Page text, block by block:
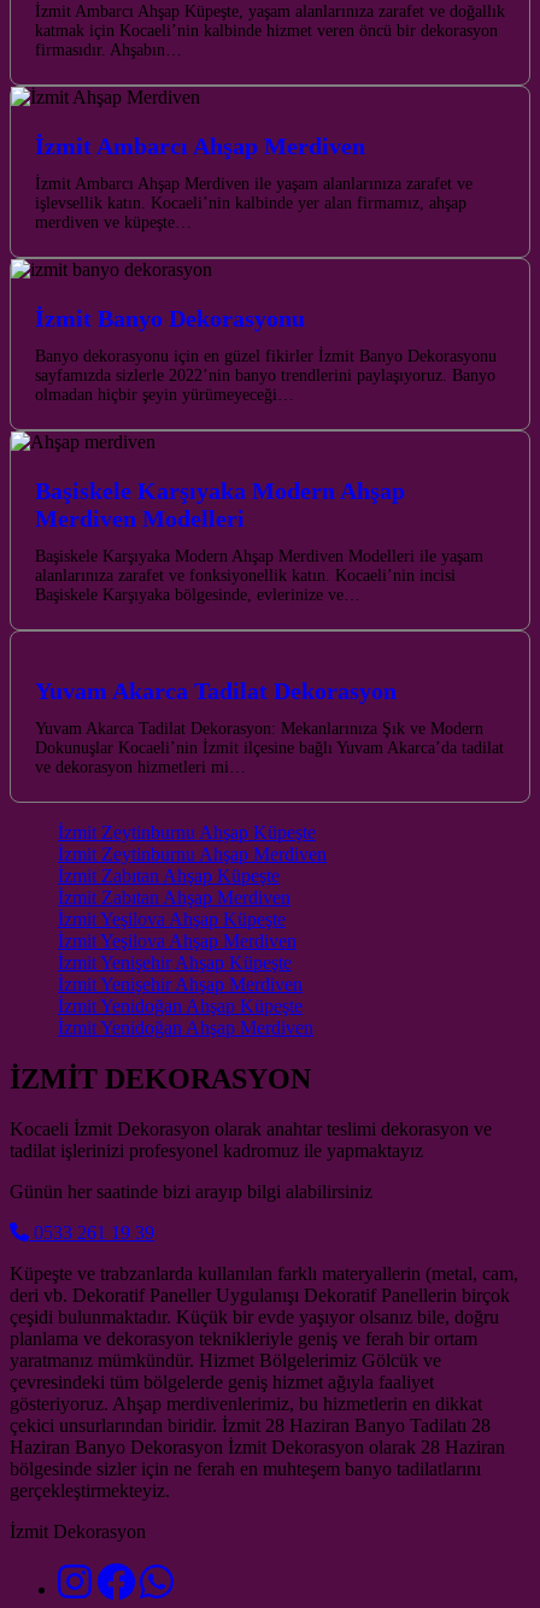
İzmit Ambarcı Ahşap Küpeşte, yaşam alanlarınıza zarafet ve doğallık
katmak için Kocaeli’nin kalbinde hizmet veren öncü bir dekorasyon
firmasıdır. Ahşabın…
İzmit Ambarcı Ahşap Merdiven
İzmit Ambarcı Ahşap Merdiven ile yaşam alanlarınıza zarafet ve
işlevsellik katın. Kocaeli’nin kalbinde yer alan firmamız, ahşap
merdiven ve küpeşte…
İzmit Banyo Dekorasyonu
Banyo dekorasyonu için en güzel fikirler İzmit Banyo Dekorasyonu
sayfamızda sizlerle 2022’nin banyo trendlerini paylaşıyoruz. Banyo
olmadan hiçbir şeyin yürümeyeceği…
Başiskele Karşıyaka Modern Ahşap
Merdiven Modelleri
Başiskele Karşıyaka Modern Ahşap Merdiven Modelleri ile yaşam
alanlarınıza zarafet ve fonksiyonellik katın. Kocaeli’nin incisi
Başiskele Karşıyaka bölgesinde, evlerinize ve…
Yuvam Akarca Tadilat Dekorasyon
Yuvam Akarca Tadilat Dekorasyon: Mekanlarınıza Şık ve Modern
Dokunuşlar Kocaeli’nin İzmit ilçesine bağlı Yuvam Akarca’da tadilat
ve dekorasyon hizmetleri mi…
İzmit Zeytinburnu Ahşap Küpeşte
İzmit Zeytinburnu Ahşap Merdiven
İzmit Zabıtan Ahşap Küpeşte
İzmit Zabıtan Ahşap Merdiven
İzmit Yeşilova Ahşap Küpeşte
İzmit Yeşilova Ahşap Merdiven
İzmit Yenişehir Ahşap Küpeşte
İzmit Yenişehir Ahşap Merdiven
İzmit Yenidoğan Ahşap Küpeşte
İzmit Yenidoğan Ahşap Merdiven
İZMİT DEKORASYON
Kocaeli İzmit Dekorasyon olarak anahtar teslimi dekorasyon ve
tadilat işlerinizi profesyonel kadromuz ile yapmaktayız
Günün her saatinde bizi arayıp bilgi alabilirsiniz
0533 261 19 39
Küpeşte ve trabzanlarda kullanılan farklı materyallerin (metal, cam,
deri vb. Dekoratif Paneller Uygulanışı Dekoratif Panellerin birçok
çeşidi bulunmaktadır. Küçük bir evde yaşıyor olsanız bile, doğru
planlama ve dekorasyon teknikleriyle geniş ve ferah bir ortam
yaratmanız mümkündür. Hizmet Bölgelerimiz Gölcük ve
çevresindeki tüm bölgelerde geniş hizmet ağıyla faaliyet
gösteriyoruz. Ahşap merdivenlerimiz, bu hizmetlerin en dikkat
çekici unsurlarından biridir. İzmit 28 Haziran Banyo Tadilatı 28
Haziran Banyo Dekorasyon İzmit Dekorasyon olarak 28 Haziran
bölgesinde sizler için ne ferah en muhteşem banyo tadilatlarını
gerçekleştirmekteyiz.
İzmit Dekorasyon